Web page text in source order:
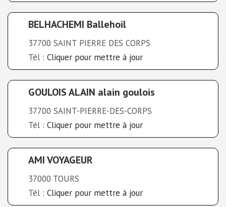
BELHACHEMI Ballehoil
37700 SAINT PIERRE DES CORPS
Tél : Cliquer pour mettre à jour
GOULOIS ALAIN alain goulois
37700 SAINT-PIERRE-DES-CORPS
Tél : Cliquer pour mettre à jour
AMI VOYAGEUR
37000 TOURS
Tél : Cliquer pour mettre à jour